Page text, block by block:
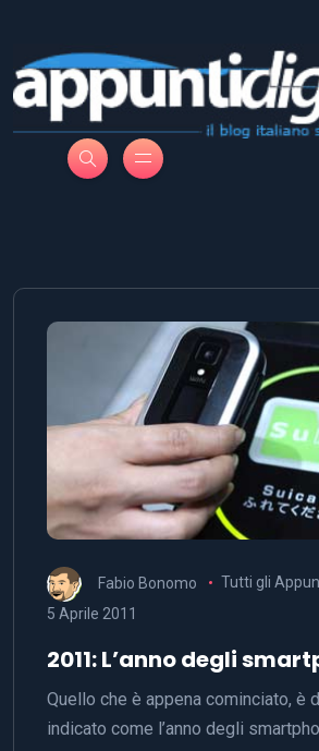
Fabio Bonomo
Tutti gli
5 Aprile 2011
2011: L’anno degli
Quello che è appena cominciato, è
indicato come l’anno degli